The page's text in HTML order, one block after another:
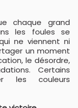
chaque grand
les foules se
ne viennent ni
un moment
le désordre,
Certains
les couleurs